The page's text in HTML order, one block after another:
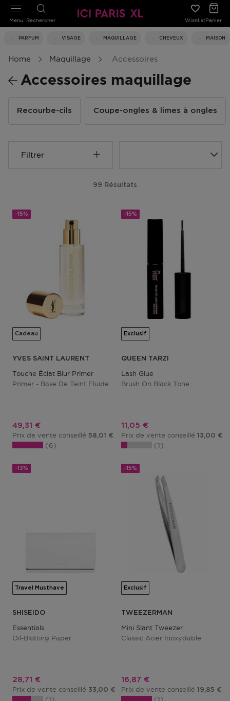
Rechercher WishlistPanier
PARFUM VISAGE MAQUILLAGE CHEVEUX MAISON
Menu
Home Maquillage Accessoires
Accessoires maquillage
Recourbe-cils Coupe-ongles & limes à ongles
Filtrer
99 Résultats
-15%
Cadeau
YVES SAINT LAURENT
Touche Éclat Blur Primer
Primer - Base De Teint Fluide
Prix promotionnel
49,31 €
Prix de vente conseillé 58,01 €
6
-15%
Exclusif
QUEEN TARZI
Lash Glue
Brush On Black Tone
Prix promotionnel
11,05 €
Prix de vente conseillé 13,00 €
1
-13%
Travel Musthave
SHISEIDO
Essentials
Oil-Blotting Paper
Prix promotionnel
28,71 €
Prix de vente conseillé 33,00 €
1
-15%
Exclusif
TWEEZERMAN
Mini Slant Tweezer
Classic Acier Inoxydable
Prix promotionnel
16,87 €
Prix de vente conseillé 19,85 €
1